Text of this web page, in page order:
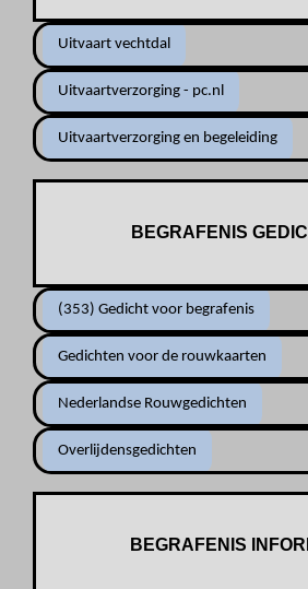
Uitvaart vechtdal
Uitvaartverzorging - pc.nl
Uitvaartverzorging en begeleiding
BEGRAFENIS
(353) Gedicht voor begrafenis
Gedichten voor de rouwkaarten
Nederlandse Rouwgedichten
Overlijdensgedichten
BEGRAFENIS